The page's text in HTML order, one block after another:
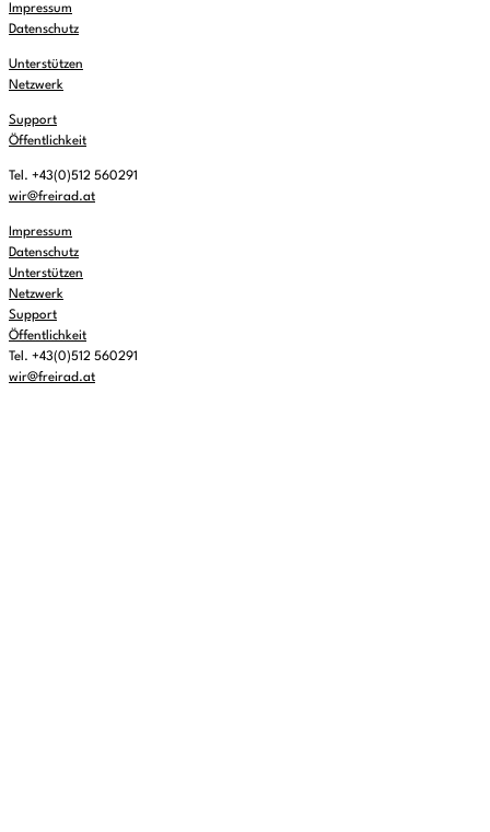
Impressum
Datenschutz
Unterstützen
Netzwerk
Support
Öffentlichkeit
Tel. +43(0)512 560291
wir@freirad.at
Impressum
Datenschutz
Unterstützen
Netzwerk
Support
Öffentlichkeit
Tel. +43(0)512 560291
wir@freirad.at